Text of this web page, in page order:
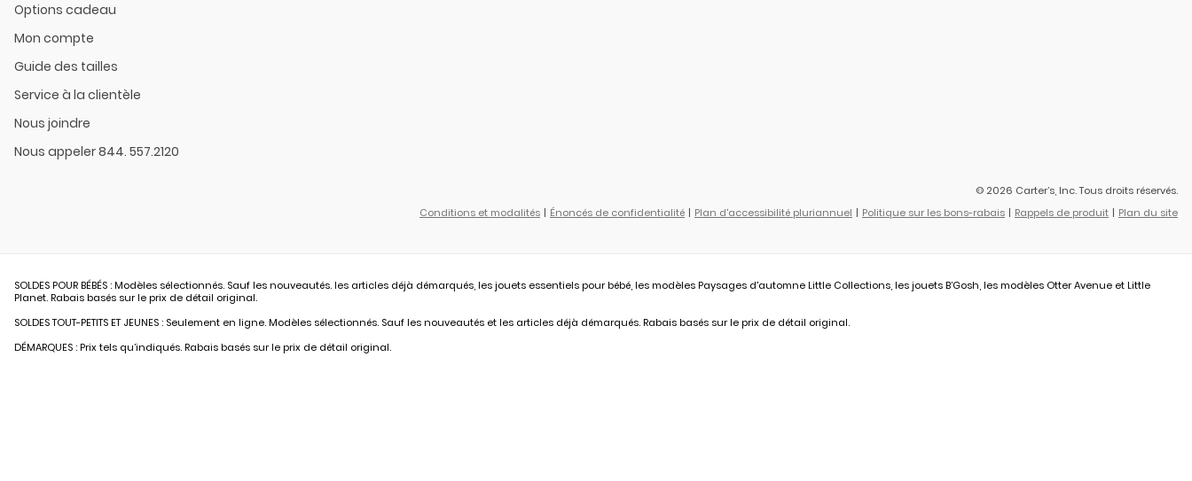
Options cadeau
Mon compte
Guide des tailles
Service à la clientèle
Nous joindre
Nous appeler 844. 557.2120
© 2026 Carter’s, Inc. Tous droits réservés.
Conditions et modalités
Énoncés de confidentialité Plan d'accessibilité pluriannuel Politique sur les bons-rabais Rappels de produit Plan du site
SOLDES POUR BÉBÉS : Modèles sélectionnés. Sauf les nouveautés. les articles déjà démarqués, les jouets essentiels pour bébé, les modèles Paysages d'automne Little Collections, les jouets B’Gosh, les modèles Otter Avenue et Little
Planet. Rabais basés sur le prix de détail original.
SOLDES TOUT-PETITS ET JEUNES : Seulement en ligne. Modèles sélectionnés. Sauf les nouveautés et les articles déjà démarqués. Rabais basés sur le prix de détail original.
DÉMARQUES : Prix tels qu’indiqués. Rabais basés sur le prix de détail original.